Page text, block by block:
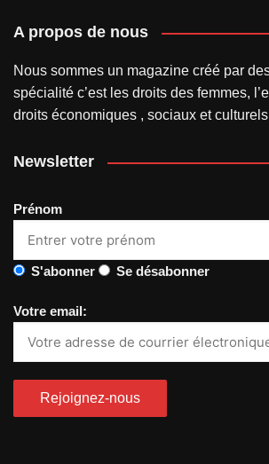
A propos de nous
Nous sommes un magazine créé par
spécialité c’est les droits des femmes,
droits économiques , sociaux et
Newsletter
Prénom
S'abonner Se désabonner
Votre email: